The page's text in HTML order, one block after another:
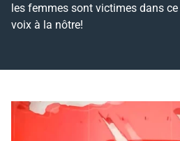
les femmes sont victimes dans
voix à la nôtre!